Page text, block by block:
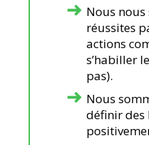
Nous nous
réussites
actions
s’habiller
pas).
Nous
définir des